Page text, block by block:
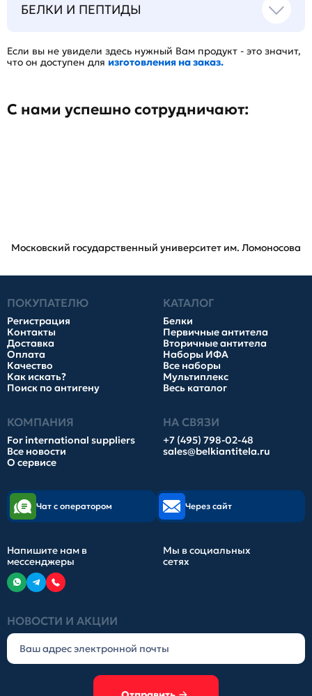
БЕЛКИ И ПЕПТИДЫ
Если вы не увидели здесь нужный Вам продукт - это значит,
что он доступен для изготовления на заказ.
С нами успешно сотрудничают:
Московский государственный университет им. Ломоносова
ПОКУПАТЕЛЮ
Регистрация
Контакты
Доставка
Оплата
Качество
Как искать?
Поиск по антигену
КАТАЛОГ
Белки
Первичные антитела
Вторичные антитела
Наборы ИФА
Все наборы
Мультиплекс
Весь каталог
КОМПАНИЯ
For international suppliers
Все новости
О сервисе
НА СВЯЗИ
+7 (495) 798-02-48
sales@belkiantitela.ru
НОВОСТИ И АКЦИИ
Чат с оператором Через сайт
Напишите нам в
мессенджеры
Мы в социальных
сетях